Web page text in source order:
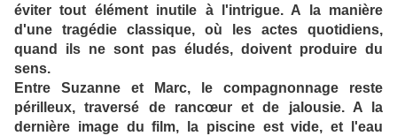
éviter tout élément inutile à l'intrigue. A la manière
d'une tragédie classique, où les actes quotidiens,
quand ils ne sont pas éludés, doivent produire du
sens.
Entre Suzanne et Marc, le compagnonnage reste
périlleux, traversé de rancœur et de jalousie. A la
dernière image du film, la piscine est vide, et l'eau